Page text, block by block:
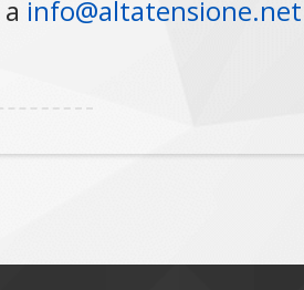
info@altatensione.net